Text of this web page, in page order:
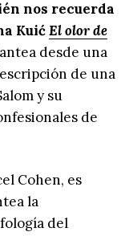
nos recuerda
KuićEl olor de
desde una
de una
y su
de
Cohen, es
la
del